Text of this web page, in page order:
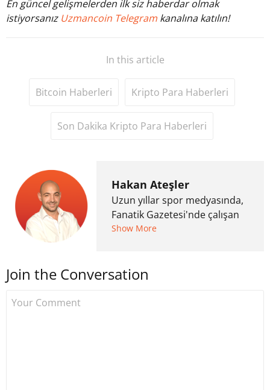
En güncel gelişmelerden ilk siz haberdar olmak
istiyorsanız Uzmancoin Telegram kanalına katılın!
In this article
Bitcoin Haberleri Kripto Para Haberleri
Son Dakika Kripto Para Haberleri
Hakan Ateşler
Uzun yıllar spor medyasında,
Fanatik Gazetesi'nde çalışan
Hakan Ateşler, 2020 yılında
Uzmancoin bünyesinde
Show More
Join the Conversation